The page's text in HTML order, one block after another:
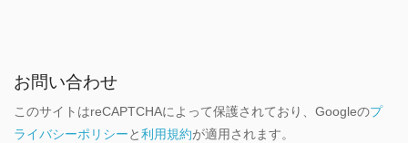
お問い合わせ
このサイトはreCAPTCHAによって保護されており、Googleのプ
ライバシーポリシーと利用規約が適用されます。